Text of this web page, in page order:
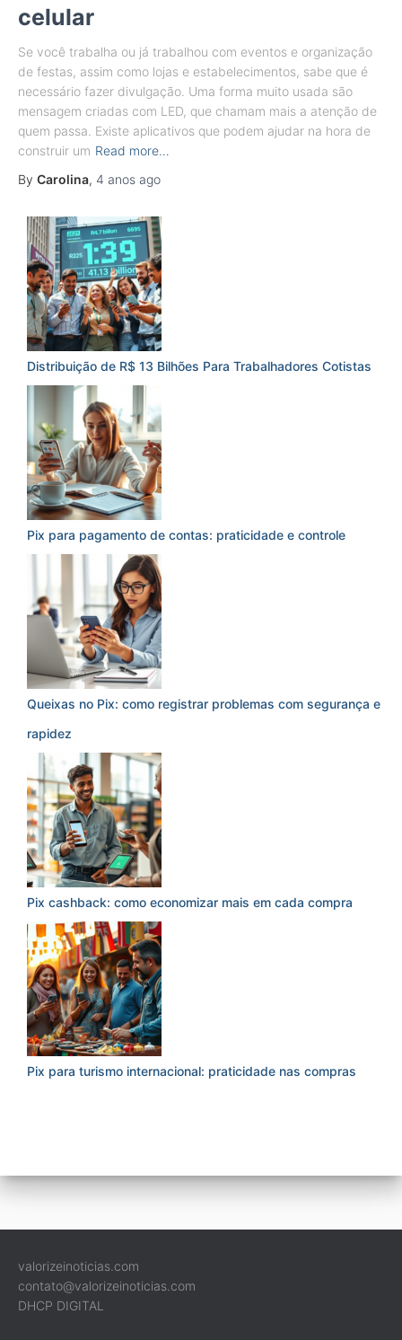
celular
Se você trabalha ou já trabalhou com eventos e organização
de festas, assim como lojas e estabelecimentos, sabe que é
necessário fazer divulgação. Uma forma muito usada são
mensagem criadas com LED, que chamam mais a atenção de
quem passa. Existe aplicativos que podem ajudar na hora de
construir um Read more…
By Carolina, 4 anos ago
Distribuição de R$ 13 Bilhões Para Trabalhadores Cotistas
Pix para pagamento de contas: praticidade e controle
Queixas no Pix: como registrar problemas com segurança e
rapidez
Pix cashback: como economizar mais em cada compra
Pix para turismo internacional: praticidade nas compras
valorizeinoticias.com
contato@valorizeinoticias.com
DHCP DIGITAL